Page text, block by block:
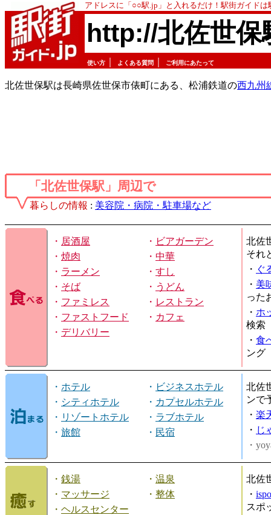
アドレスに「○○駅.jp」と入れるだけ！駅街ガイド
http://北佐世保
使い方 よくある質問 ご利用にあたって
北佐世保駅は長崎県佐世保市俵町にある、松浦鉄道の西九州
「北佐世保駅」周辺で
暮らしの情報 : 美容院・病院・駐車場など
・ 居酒屋 ・ ビアガーデン
・ 焼肉 ・ 中華
・ ラーメン ・ すし
・ そば ・ うどん
・ ファミレス ・ レストラン
・ ファストフード ・ カフェ
・ デリバリー
北佐
それ
・ ぐ
・ 美
った
・ ホ
検索
・ 食
ング
・ ホテル ・ ビジネスホテル
・ シティホテル ・ カプセルホテル
・ リゾートホテル ・ ラブホテル
・ 旅館 ・ 民宿
北佐
ンで
・ 楽
・ じ
・
・ 銭湯 ・ 温泉
・ マッサージ ・ 整体
・ ヘルスセンター
北佐
・
スポ